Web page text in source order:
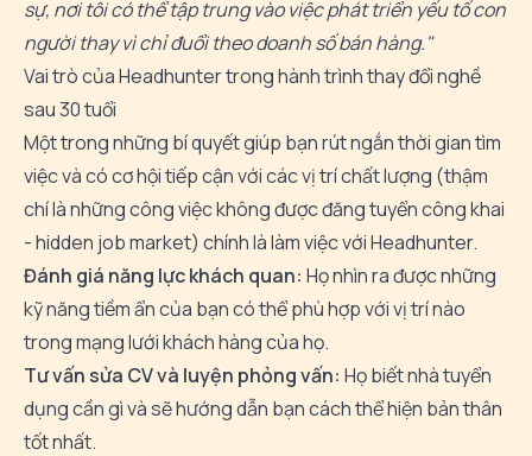
sự, nơi tôi có thể tập trung vào việc phát triển yếu tố con
người thay vì chỉ đuổi theo doanh số bán hàng."
Vai trò của Headhunter trong hành trình thay đổi nghề
sau 30 tuổi
Một trong những bí quyết giúp bạn rút ngắn thời gian tìm
việc và có cơ hội tiếp cận với các vị trí chất lượng (thậm
chí là những công việc không được đăng tuyển công khai
- hidden job market) chính là làm việc với Headhunter.
Đánh giá năng lực khách quan: Họ nhìn ra được những
kỹ năng tiềm ẩn của bạn có thể phù hợp với vị trí nào
trong mạng lưới khách hàng của họ.
Tư vấn sửa CV và luyện phỏng vấn: Họ biết nhà tuyển
dụng cần gì và sẽ hướng dẫn bạn cách thể hiện bản thân
tốt nhất.